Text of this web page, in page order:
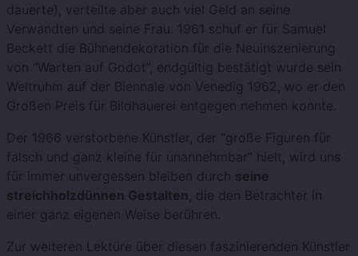
dauerte), verteilte aber auch viel Geld an seine
Verwandten und seine Frau. 1961 schuf er für Samuel
Beckett die Bühnendekoration für die Neuinszenierung
von “Warten auf Godot”, endgültig bestätigt wurde sein
Weltruhm auf der Biennale von Venedig 1962, wo er den
Großen Preis für Bildhauerei entgegen nehmen konnte.
Der 1966 verstorbene Künstler, der “große Figuren für
falsch und ganz kleine für unannehmbar” hielt, wird uns
für immer unvergessen bleiben durch seine
streichholzdünnen Gestalten , die den Betrachter in
einer ganz eigenen Weise berühren.
Zur weiteren Lektüre über diesen faszinierenden Künstler